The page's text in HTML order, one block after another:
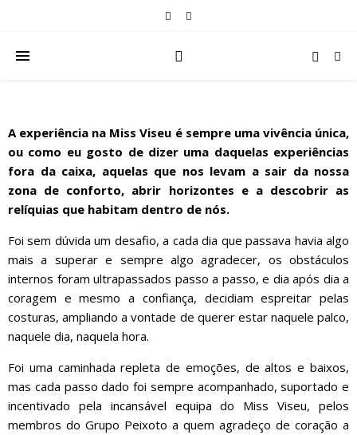
A experiência na Miss Viseu é sempre uma vivência única,
ou como eu gosto de dizer uma daquelas experiências
fora da caixa, aquelas que nos levam a sair da nossa
zona de conforto, abrir horizontes e a descobrir as
relíquias que habitam dentro de nós.
Foi sem dúvida um desafio, a cada dia que passava havia algo
mais a superar e sempre algo agradecer, os obstáculos
internos foram ultrapassados passo a passo, e dia após dia a
coragem e mesmo a confiança, decidiam espreitar pelas
costuras, ampliando a vontade de querer estar naquele palco,
naquele dia, naquela hora.
Foi uma caminhada repleta de emoções, de altos e baixos,
mas cada passo dado foi sempre acompanhado, suportado e
incentivado pela incansável equipa do Miss Viseu, pelos
membros do Grupo Peixoto a quem agradeço de coração a